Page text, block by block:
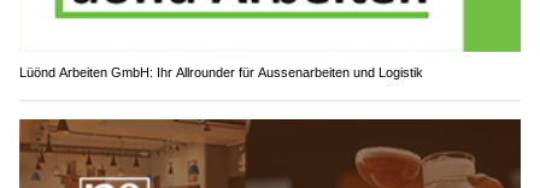
Lüönd Arbeiten GmbH: Ihr Allrounder für Aussenarbeiten und Logistik